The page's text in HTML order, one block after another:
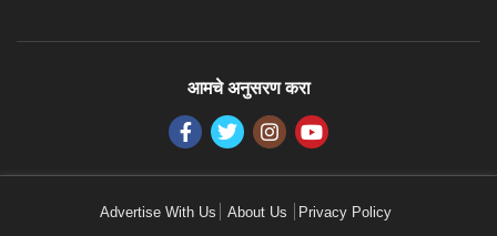
आमचे अनुसरण करा
Advertise With Us About Us Privacy Policy